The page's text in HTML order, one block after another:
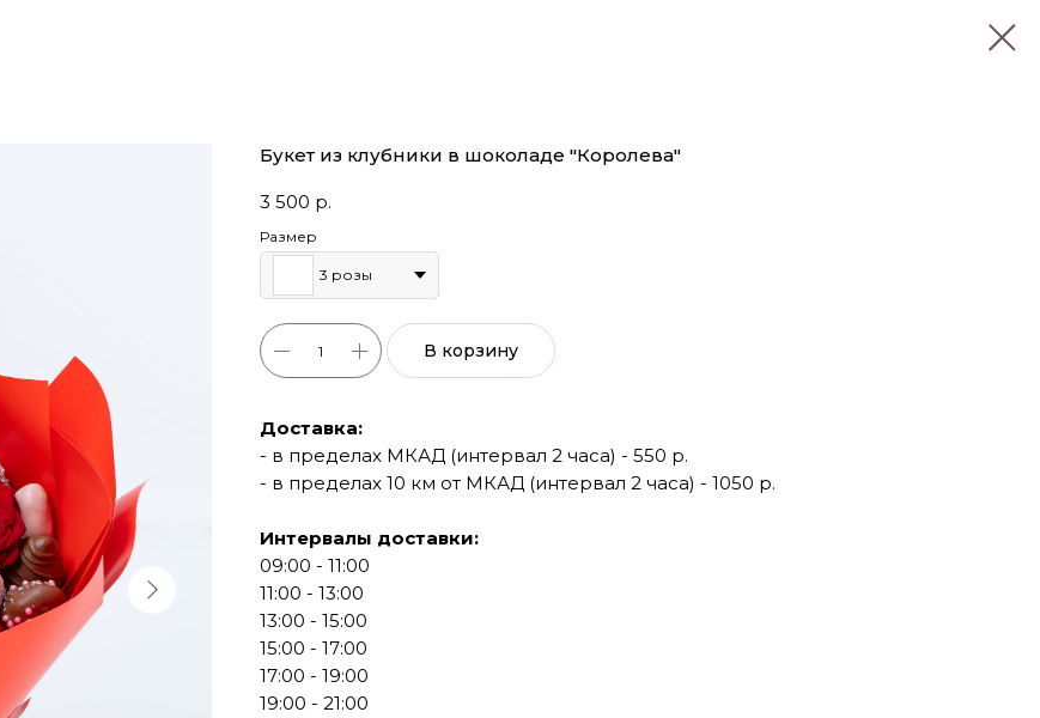
Букет из клубники в шоколаде "Королева"
3 500 р.
Размер
3 розы
В корзину
Доставка:
- в пределах МКАД (интервал 2 часа) - 550 р.
- в пределах 10 км от МКАД (интервал 2 часа) - 1050 р.
Интервалы доставки:
09:00 - 11:00
11:00 - 13:00
13:00 - 15:00
15:00 - 17:00
17:00 - 19:00
19:00 - 21:00